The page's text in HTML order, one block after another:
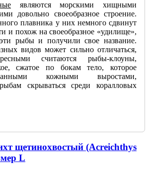
являются морскими хищными
довольно своеобразное строение.
плавника у них немного сдвинут
и похож на своеобразное «удилище»,
рыбы и получили свое название.
видов может сильно отличаться,
считаются рыбы-клоуны,
сжатое по бокам тело, которое
кожными выростами,
скрываться среди коралловых
щетинохвостый (Acreichthys
L